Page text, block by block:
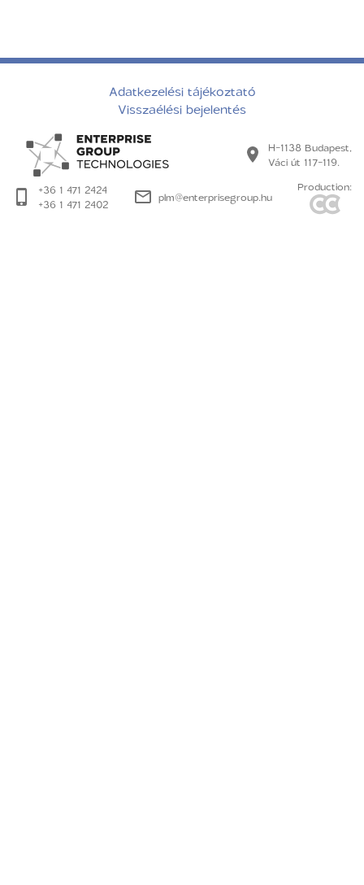
Adatkezelési tájékoztató
Visszaélési bejelentés
H-1138 Budapest,
Váci út 117-119.
+36 1 471 2424
+36 1 471 2402
plm@enterprisegroup.hu
Production: